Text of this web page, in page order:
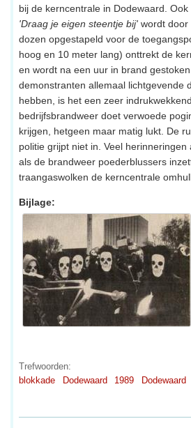
bij de kerncentrale in Dodewaard.
'Draag je eigen steentje bij' wordt door
dozen opgestapeld voor de
hoog en 10 meter lang) onttrekt de
en wordt na een uur in brand
demonstranten allemaal lichtgevende
hebben, is het een zeer
bedrijfsbrandweer doet verwoede
krijgen, hetgeen maar matig lukt. De
politie grijpt niet in. Veel herinneringen
als de brandweer poederblussers
traangaswolken de kerncentrale
Bijlage:
Trefwoorden:
blokkade
Dodewaard 1989 Dodewaard